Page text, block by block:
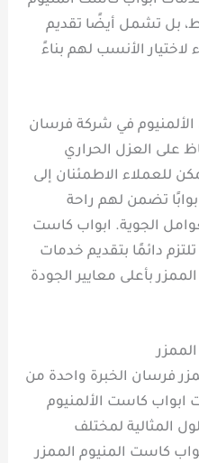
بل تشمل أيضًا تقديم
لاختيار الأنسب لهم بناءً
في شركة فرسان
على العزل الحراري
للعملاء الاطمئنان إلى
تضمن لهم راحة
الجوية. ابواب كاست
دائمًا بتقديم خدمات
بأعلى معايير الجودة
فرسان الخبرة واحدة من
ابواب كاست الألمنيوم
المثالية لمختلف
كاست المنيوم الممزر